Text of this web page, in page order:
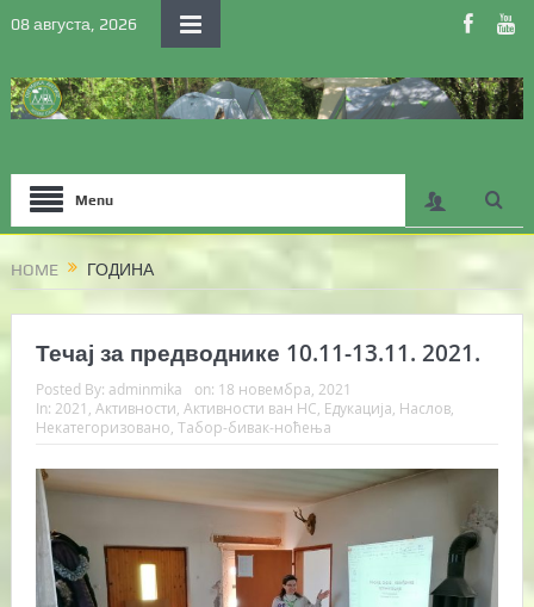
08 августа, 2026
Menu
HOME ГОДИНА
Течај за предводнике 10.11-13.11. 2021.
Posted By: adminmika on: 18 новембра, 2021
In: 2021 Активности Активности ван НС Едукација Наслов,
Некатегоризовано Табор-бивак-ноћења